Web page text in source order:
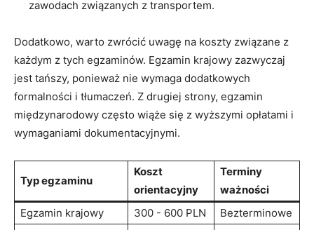
zawodach związanych ⁤z transportem.
Dodatkowo, warto zwrócić uwagę na koszty związane⁤ z
każdym z tych egzaminów. Egzamin krajowy zazwyczaj
jest tańszy, ponieważ nie wymaga dodatkowych‌
formalności i tłumaczeń. Z drugiej strony, egzamin
międzynarodowy często wiąże⁤ się z wyższymi opłatami ‌i
wymaganiami dokumentacyjnymi.
Typ egzaminu
Koszt
orientacyjny
Terminy
ważności
Egzamin krajowy
300 ⁢- 600 PLN
Bezterminowe